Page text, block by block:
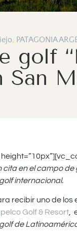
, PATAGONIA
golf
San
en el campo
internacional.
recibir uno de los
Golf & Resort,
de